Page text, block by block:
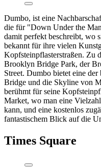
Dumbo, ist eine
die für "Down Under the
damit perfekt beschreibt, wo
bekannt für ihre vielen
Kopfsteinpflasterstraßen. Zu
Brooklyn Bridge Park, der
Street. Dumbo bietet eine
Bridge und die Skyline von
berühmt für seine
Market, wo man eine
kann, und eine kostenlos
fantastischem Blick auf die
Times Square